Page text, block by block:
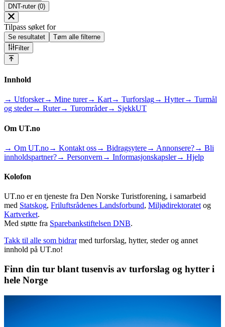
DNT-ruter (0)
Tilpass søket for
Se resultatet
Tøm alle filterne
Filter
Innhold
→ Utforsker→ Mine turer→ Kart→ Turforslag→ Hytter→ Turmål
og steder→ Ruter→ Turområder→ SjekkUT
Om UT.no
→ Om UT.no→ Kontakt oss→ Bidragsytere→ Annonsere?→ Bli
innholdspartner?→ Personvern → Informasjonskapsler→ Hjelp
Kolofon
UT.no er en tjeneste fra Den Norske Turistforening, i samarbeid
med Statskog, Friluftsrådenes Landsforbund, Miljødirektoratet og
Kartverket.
Med støtte fra Sparebankstiftelsen DNB.
Takk til alle som bidrar med turforslag, hytter, steder og annet
innhold på UT.no!
Finn din tur blant tusenvis av turforslag og hytter i
hele Norge